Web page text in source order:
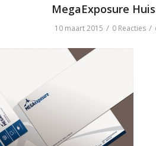
MegaExposure
10 maart 2015 / 0 Reacties /